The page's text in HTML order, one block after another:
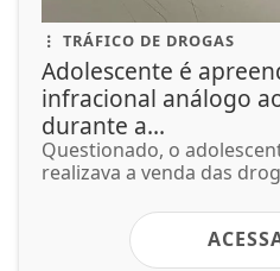
TRÁFICO DE DROGAS
Adolescente é
infracional análogo
durante a...
Questionado, o
realizava a venda das